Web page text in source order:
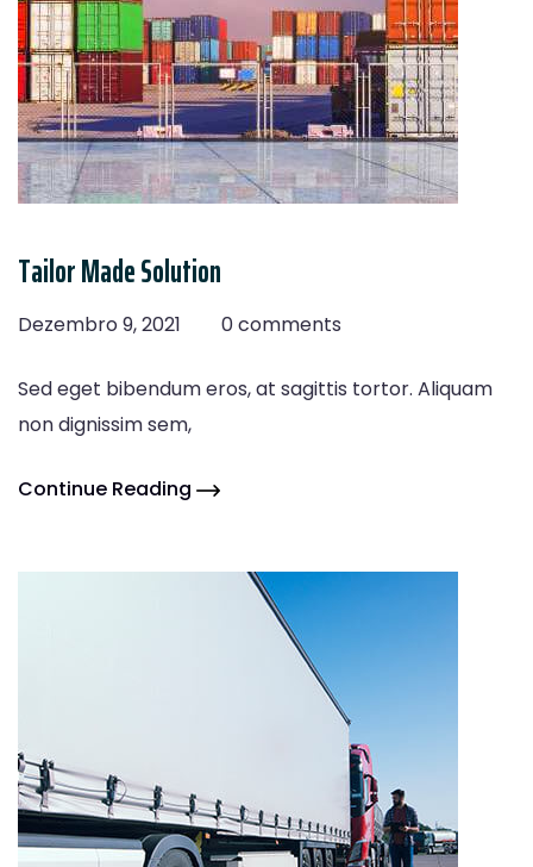
Tailor Made Solution
Dezembro 9, 2021 0 comments
Sed eget bibendum eros, at sagittis tortor. Aliquam
non dignissim sem,
Continue Reading